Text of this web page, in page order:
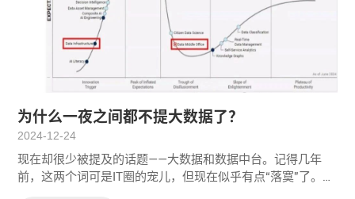
为什么一夜之间都不提大数据了？
2024-12-24
现在却很少被提及的话题——大数据和数据中台。记得几年
前，这两个词可是IT圈的宠儿，但现在似乎有点“落寞”了。那